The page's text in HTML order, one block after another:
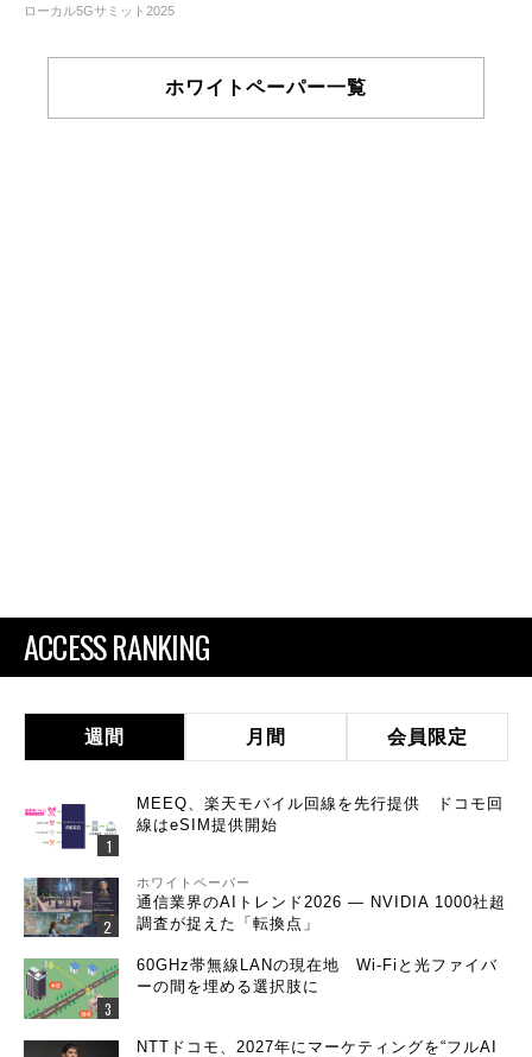
ローカル5Gサミット2025
ホワイトペーパー一覧
ACCESS RANKING
週間 月間 会員限定
MEEQ、楽天モバイル回線を先行提供 ドコモ回
線はeSIM提供開始
ホワイトペーパー
通信業界のAIトレンド2026 ― NVIDIA 1000社超
調査が捉えた「転換点」
60GHz帯無線LANの現在地 Wi-Fiと光ファイバ
ーの間を埋める選択肢に
NTTドコモ、2027年にマーケティングを“フルAI